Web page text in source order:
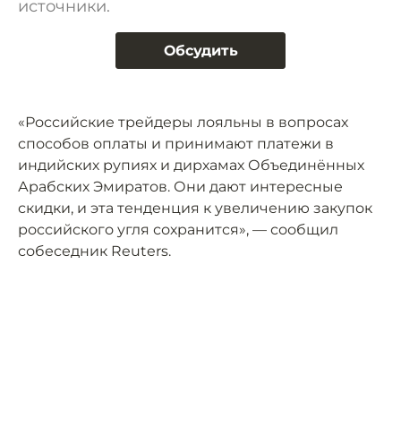
источники.
Обсудить
«Российские трейдеры лояльны в вопросах
способов оплаты и принимают платежи в
индийских рупиях и дирхамах Объединённых
Арабских Эмиратов. Они дают интересные
скидки, и эта тенденция к увеличению закупок
российского угля сохранится», — сообщил
собеседник Reuters.